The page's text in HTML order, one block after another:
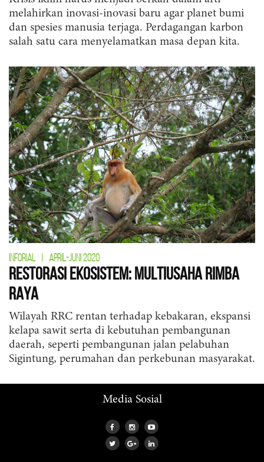
melahirkan inovasi-inovasi baru agar planet bumi
dan spesies manusia terjaga. Perdagangan karbon
salah satu cara menyelamatkan masa depan kita.
INFORIAL | APRIL-JUNI 2020
Restorasi Ekosistem: Multiusaha Rimba
Raya
Wilayah RRC rentan terhadap kebakaran, ekspansi
kelapa sawit serta di kebutuhan pembangunan
daerah, seperti pembangunan jalan pelabuhan
Sigintung, perumahan dan perkebunan masyarakat.
Media Sosial